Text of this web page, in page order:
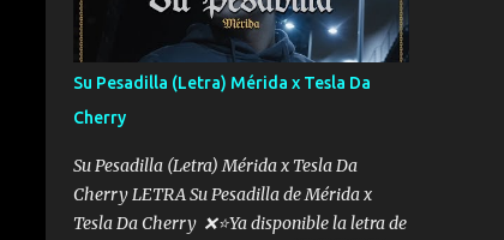
falsas las risas las que me miran hay gente
corriente no quieren verte subir de level
trucha mis plebes Música A veces me pongo
un sombrero a veces me ven la cachucha de
lado con la mirada siempre en alto A veces
me fajó una super o a veces me fajó una
Glock siempre armado todas las
generaciones yo traigo El chiste es que hago
Su Pesadilla (Letra) Mérida x Tesla Da
Cherry
Su Pesadilla (Letra) Mérida x Tesla Da
Cherry LETRA Su Pesadilla de Mérida x
Tesla Da Cherry ❌⭐Ya disponible la letra de